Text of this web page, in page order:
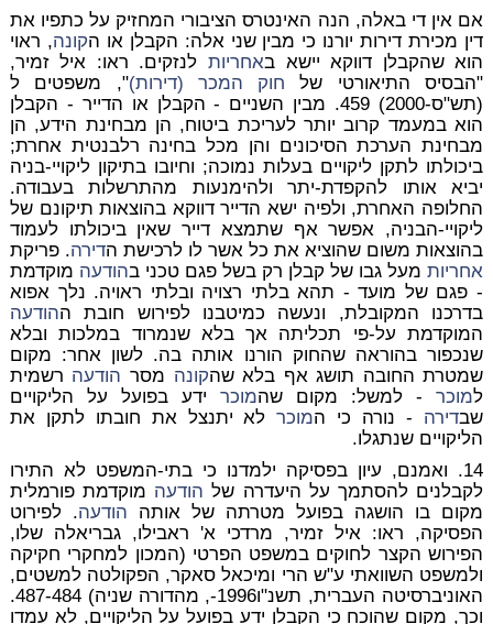
אם אין די באלה, הנה האינטרס הציבורי המחזיק על כתפיו את
דין מכירת דירות יורנו כי מבין שני אלה: הקבלן או הקונה, ראוי
הוא שהקבלן דווקא יישא באחריות לנזקים. ראו: איל זמיר,
"הבסיס התיאורטי של חוק המכר (דירות)", משפטים ל
(תש"ס-2000) 459. מבין השניים - הקבלן או הדייר - הקבלן
הוא במעמד קרוב יותר לעריכת ביטוח, הן מבחינת הידע, הן
מבחינת הערכת הסיכונים והן מכל בחינה רלבנטית אחרת;
ביכולתו לתקן ליקויים בעלות נמוכה; וחיובו בתיקון ליקויי-בניה
יביא אותו להקפדת-יתר ולהימנעות מהתרשלות בעבודה.
החלופה האחרת, ולפיה ישא הדייר דווקא בהוצאות תיקונם של
ליקויי-הבניה, אפשר אף שתמצא דייר שאין ביכולתו לעמוד
בהוצאות משום שהוציא את כל אשר לו לרכישת הדירה. פריקת
אחריותמעל גבו של קבלן רק בשל פגם טכני בהודעה מוקדמת
- פגם של מועד - תהא בלתי רצויה ובלתי ראויה. נלך אפוא
בדרכנו המקובלת, ונעשה כמיטבנו לפירוש חובת ההודעה
המוקדמת על-פי תכליתה אך בלא שנמרוד במלכות ובלא
שנכפור בהוראה שהחוק הורנו אותה בה. לשון אחר: מקום
שמטרת החובה תושג אף בלא שהקונה מסר הודעה רשמית
למוכר- למשל: מקום שהמוכר ידע בפועל על הליקויים
שבדירה - נורה כי המוכרלא יתנצל את חובתו לתקן את
הליקויים שנתגלו.
14. ואמנם, עיון בפסיקה ילמדנו כי בתי-המשפט לא התירו
לקבלנים להסתמך על היעדרה של הודעה מוקדמת פורמלית
מקום בו הושגה בפועל מטרתה של אותה הודעה. לפירוט
הפסיקה, ראו: איל זמיר, מרדכי א' ראבילו, גבריאלה שלו,
הפירוש הקצר לחוקים במשפט הפרטי (המכון למחקרי חקיקה
ולמשפט השוואתי ע"ש הרי ומיכאל סאקר, הפקולטה למשטים,
האוניברסיטה העברית, תשנ"ו1996-, מהדורה שניה) 487-484.
וכך, מקום שהוכח כי הקבלן ידע בפועל על הליקויים, לא עמדו